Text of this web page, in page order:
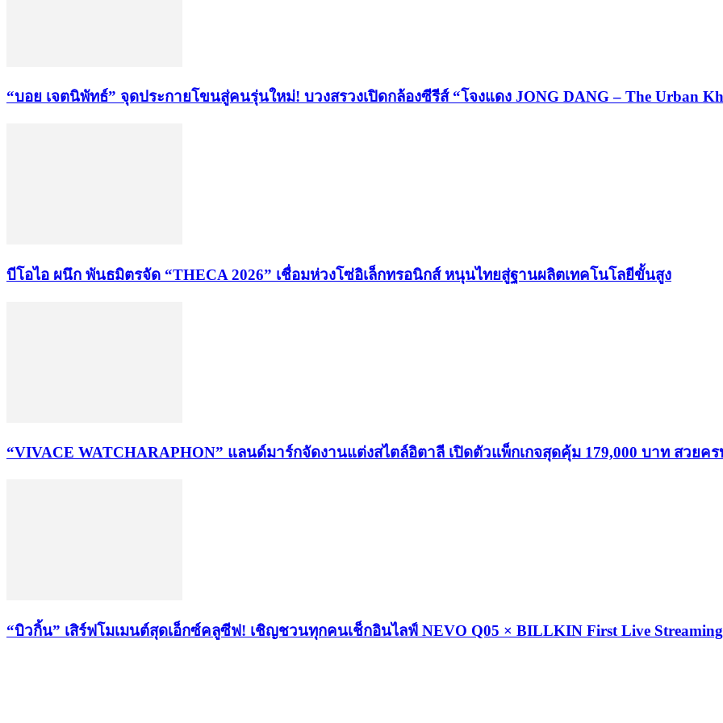
“บอย เจตนิพัทธ์” จุดประกายโขนสู่คนรุ่นใหม่! บวงสรวงเปิดกล้องซีรีส์ “โจงแดง JONG DANG – The Urban
บีโอไอ ผนึก พันธมิตรจัด “THECA 2026” เชื่อมห่วงโซ่อิเล็กทรอนิกส์ หนุนไทยสู่ฐานผลิตเทคโนโลยีขั้นสูง
“VIVACE WATCHARAPHON” แลนด์มาร์กจัดงานแต่งสไตล์อิตาลี เปิดตัวแพ็กเกจสุดคุ้ม 179,000 บาท สวยค
“บิวกิ้น” เสิร์ฟโมเมนต์สุดเอ็กซ์คลูซีฟ! เชิญชวนทุกคนเช็กอินไลฟ์ NEVO Q05 × BILLKIN First Live Streaming